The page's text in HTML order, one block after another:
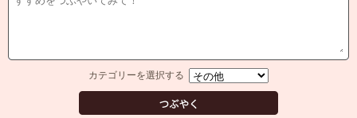
カテゴリーを選択する